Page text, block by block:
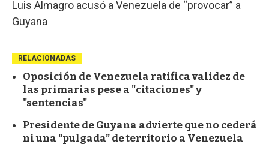
Luis Almagro acusó a Venezuela de “provocar” a
Guyana
RELACIONADAS
Oposición de Venezuela ratifica validez de
las primarias pese a "citaciones" y
"sentencias"
Presidente de Guyana advierte que no cederá
ni una “pulgada” de territorio a Venezuela